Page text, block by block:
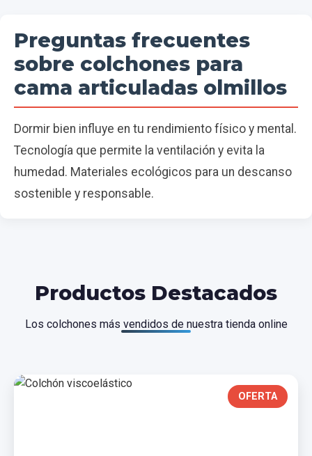
Preguntas frecuentes
sobre colchones para
cama articuladas olmillos
Dormir bien influye en tu rendimiento físico y mental.
Tecnología que permite la ventilación y evita la
humedad. Materiales ecológicos para un descanso
sostenible y responsable.
Productos Destacados
Los colchones más vendidos de nuestra tienda online
OFERTA